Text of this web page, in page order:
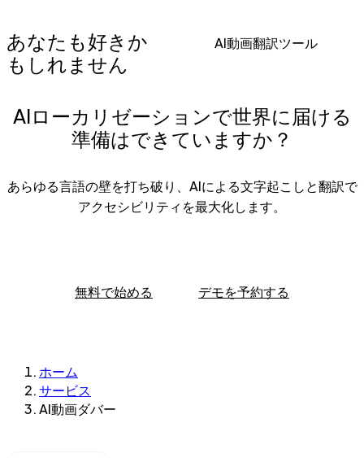
あなたも好きか
もしれません
AI動画翻訳ツール
AIローカリゼーションで世界に届ける
準備はできていますか？
あらゆる言語の壁を打ち破り、AIによる文字起こしと翻訳で
アクセシビリティを最大化します。
無料で始める デモを予約する
ホーム
サービス
AI動画ダバー